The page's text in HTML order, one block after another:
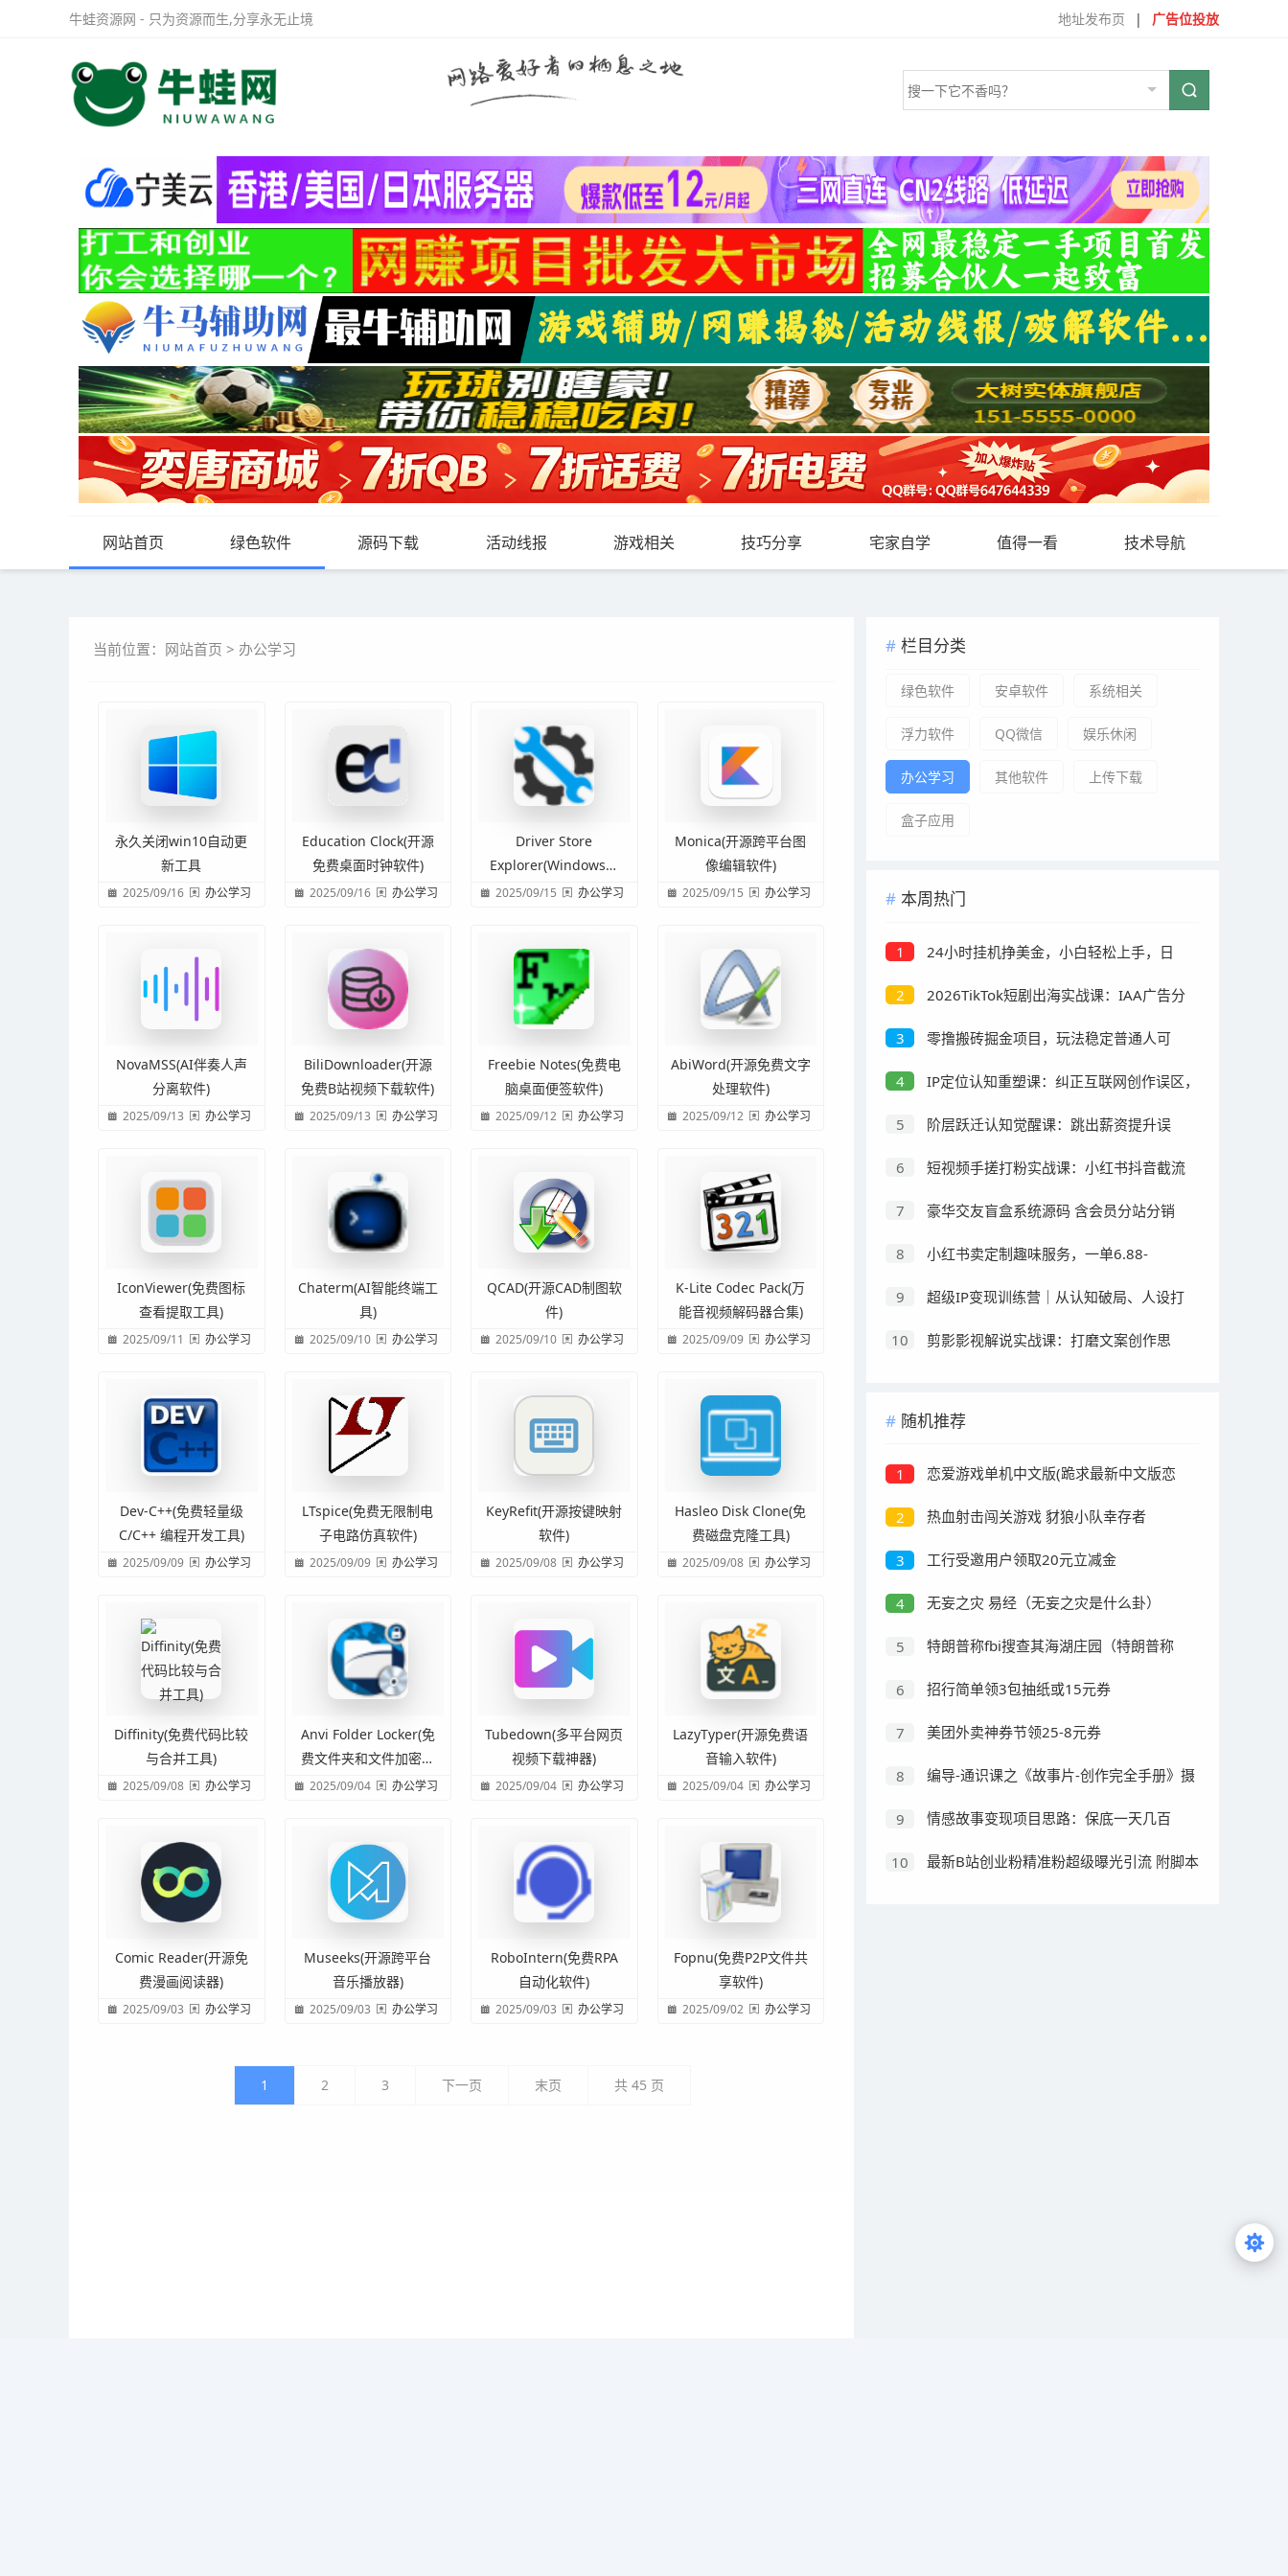
牛蛙资源网 - 只为资源而生,分享永无止境 广告位投放
|
地址发布页
网站首页 绿色软件 源码下载 活动线报 游戏相关 技巧分享 宅家自学 值得一看 技术导航
当前位置： 网站首页 > 办公学习
永久关闭win10自动更
新工具
2025/09/16 办公学习
Education Clock(开源
免费桌面时钟软件)
2025/09/16 办公学习
Driver Store
Explorer(Windows驱
动管理工具)
2025/09/15 办公学习
Monica(开源跨平台图
像编辑软件)
2025/09/15 办公学习
NovaMSS(AI伴奏人声
分离软件)
2025/09/13 办公学习
BiliDownloader(开源
免费B站视频下载软件)
2025/09/13 办公学习
Freebie Notes(免费电
脑桌面便签软件)
2025/09/12 办公学习
AbiWord(开源免费文字
处理软件)
2025/09/12 办公学习
IconViewer(免费图标
查看提取工具)
2025/09/11 办公学习
Chaterm(AI智能终端工
具)
2025/09/10 办公学习
QCAD(开源CAD制图软
件)
2025/09/10 办公学习
K-Lite Codec Pack(万
能音视频解码器合集)
2025/09/09 办公学习
Dev-C++(免费轻量级
C/C++ 编程开发工具)
2025/09/09 办公学习
LTspice(免费无限制电
子电路仿真软件)
2025/09/09 办公学习
KeyRefit(开源按键映射
软件)
2025/09/08 办公学习
Hasleo Disk Clone(免
费磁盘克隆工具)
2025/09/08 办公学习
Diffinity(免费代码比较
与合并工具)
2025/09/08 办公学习
Anvi Folder Locker(免
费文件夹和文件加密软
件)
2025/09/04 办公学习
Tubedown(多平台网页
视频下载神器)
2025/09/04 办公学习
LazyTyper(开源免费语
音输入软件)
2025/09/04 办公学习
Comic Reader(开源免
费漫画阅读器)
2025/09/03 办公学习
Museeks(开源跨平台
音乐播放器)
2025/09/03 办公学习
RoboIntern(免费RPA
自动化软件)
2025/09/03 办公学习
Fopnu(免费P2P文件共
享软件)
2025/09/02 办公学习
1 2 3 下一页 末页 共 45 页
栏目分类
绿色软件 安卓软件 系统相关
浮力软件 QQ微信 娱乐休闲
办公学习 其他软件 上传下载
盒子应用
本周热门
1
24小时挂机挣美金，小白轻松上手，日
2
2026TikTok短剧出海实战课：IAA广告分
回款全流程
3
零撸搬砖掘金项目，玩法稳定普通人可
4
IP定位认知重塑课：纠正互联网创作误区，
5
阶层跃迁认知觉醒课：跳出薪资提升误
6
短视频手搓打粉实战课：小红书抖音截流
7
豪华交友盲盒系统源码 含会员分站分销
8
小红书卖定制趣味服务，一单6.88-
9
超级IP变现训练营｜从认知破局、人设打
10
剪影影视解说实战课：打磨文案创作思
随机推荐
1
恋爱游戏单机中文版(跪求最新中文版恋
2 热血射击闯关游戏 豺狼小队幸存者
3 工行受邀用户领取20元立减金
4 无妄之灾 易经（无妄之灾是什么卦）
5
特朗普称fbi搜查其海湖庄园（特朗普称
6 招行简单领3包抽纸或15元券
7 美团外卖神券节领25-8元券
8
编导-通识课之《故事片-创作完全手册》摄
9
情感故事变现项目思路：保底一天几百
10
最新B站创业粉精准粉超级曝光引流 附脚本